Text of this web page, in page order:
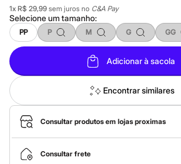
3 itens de beleza por R$129
Até 20% off
Até 40% off
Até 60% off
A partir de 60% off
Feminino
Em alta
Inverno
Alfaiataria
Novidades
Roupas
Blusas e Camisetas
Básicos
Calças
Casacos e Jaquetas
1x R$ 29,99 sem juros no C&A Pay
Selecione umtamanho:
PP P M G GG
Adicionar à sacola
Encontrar similares
Consultar produtos em lojas proximas
Consultar frete